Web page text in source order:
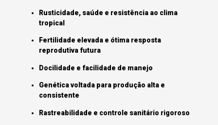
Rusticidade, saúde e resistência ao clima
tropical
Fertilidade elevada e ótima resposta
reprodutiva futura
Docilidade e facilidade de manejo
Genética voltada para produção alta e
consistente
Rastreabilidade e controle sanitário rigoroso